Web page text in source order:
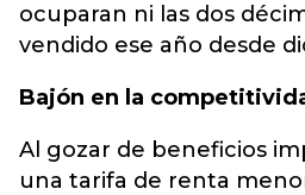
ocuparan ni las dos
vendido ese año desde
Bajón en la
Al gozar de beneficios
una tarifa de renta